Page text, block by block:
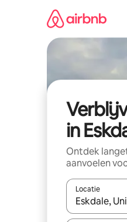
in
Ontdek
aanvoelen
Locatie
Wanneer er